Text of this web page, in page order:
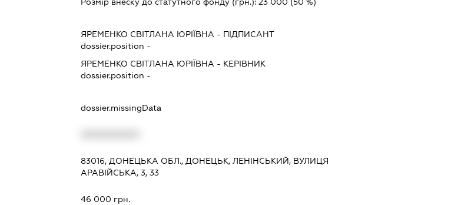
Розмір внеску до статутного фонду (грн.): 23 000 (50 %)
ЯРЕМЕНКО СВІТЛАНА ЮРІЇВНА - ПІДПИСАНТ
dossier.position -
ЯРЕМЕНКО СВІТЛАНА ЮРІЇВНА - КЕРІВНИК
dossier.position -
dossier.missingData
83016, ДОНЕЦЬКА ОБЛ., ДОНЕЦЬК, ЛЕНІНСЬКИЙ, ВУЛИЦЯ
АРАВІЙСЬКА, 3, 33
46 000 грн.